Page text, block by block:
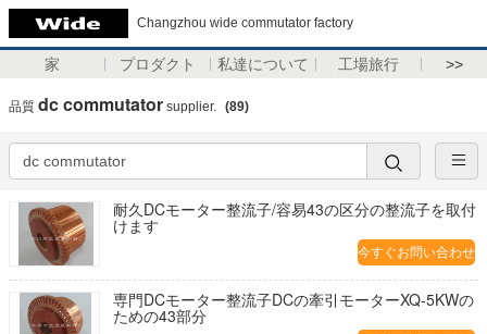
Changzhou wide commutator factory
家 プロダクト 私達について 工場旅行 >>
品質 dc commutator supplier. (89)
耐久DCモーター整流子/容易43の区分の整流子を取付
けます
今すぐお問い合わせ
専門DCモーター整流子DCの牽引モーターXQ-5KWの
ための43部分